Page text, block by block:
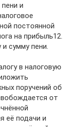
и
постоянной
на прибыль12.
сумму пени.
в налоговую
поручений об
от
её подачи и